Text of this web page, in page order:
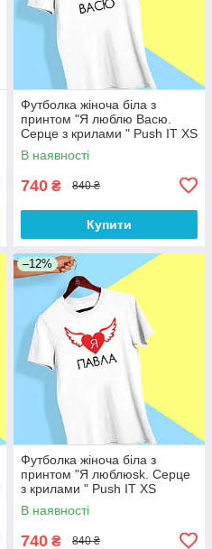
Футболка жіноча біла з
принтом "Я люблю Васю.
Серце з крилами " Push IT XS
В наявності
740 ₴ 840 ₴
Купити
–12%
Футболка жіноча біла з
принтом "Я люблюsk. Серце
з крилами " Push IT XS
В наявності
740 ₴ 840 ₴